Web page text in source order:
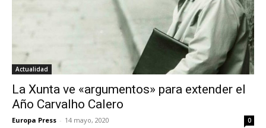
Actualidad
La Xunta ve «argumentos» para extender el
Año Carvalho Calero
Europa Press - 14 mayo, 2020 0